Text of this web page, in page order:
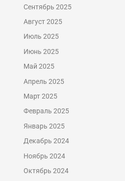
Сентябрь 2025
Август 2025
Июль 2025
Июнь 2025
Май 2025
Апрель 2025
Март 2025
Февраль 2025
Январь 2025
Декабрь 2024
Ноябрь 2024
Октябрь 2024